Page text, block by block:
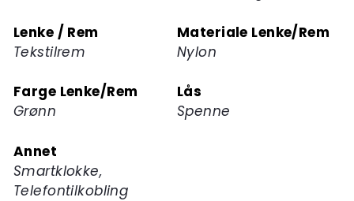
Lenke / Rem
Tekstilrem
Materiale Lenke/Rem
Nylon
Farge Lenke/Rem
Grønn
Lås
Spenne
Annet
Smartklokke,
Telefontilkobling